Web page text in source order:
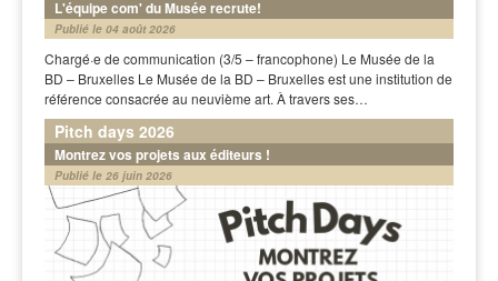
L'équipe com' du Musée recrute!
Publié le 04 août 2026
Chargé·e de communication (3/5 – francophone) Le Musée de la
BD – Bruxelles Le Musée de la BD – Bruxelles est une institution de
référence consacrée au neuvième art. À travers ses…
Pitch days 2026
Montrez vos projets aux éditeurs !
Publié le 26 juin 2026